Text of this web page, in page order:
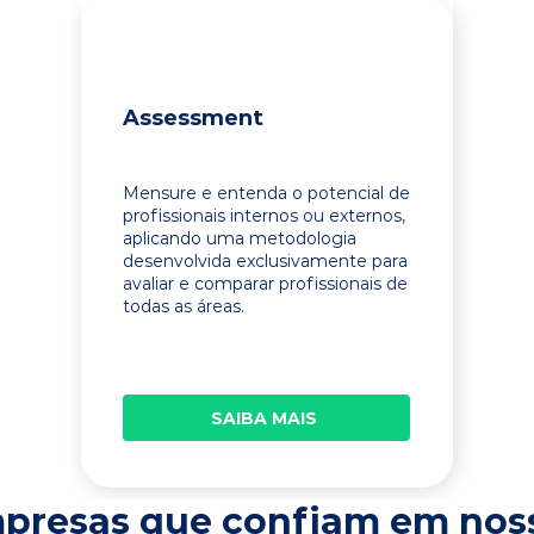
Assessment
Mensure e entenda o potencial de
profissionais internos ou externos,
aplicando uma metodologia
desenvolvida exclusivamente para
avaliar e comparar profissionais de
todas as áreas.
SAIBA MAIS
que confiam em